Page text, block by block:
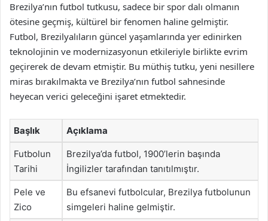
Brezilya’nın futbol tutkusu, sadece bir spor dalı olmanın
ötesine geçmiş, kültürel bir fenomen haline gelmiştir.
Futbol, Brezilyalıların güncel yaşamlarında yer edinirken
teknolojinin ve modernizasyonun etkileriyle birlikte evrim
geçirerek de devam etmiştir. Bu müthiş tutku, yeni nesillere
miras bırakılmakta ve Brezilya’nın futbol sahnesinde
heyecan verici geleceğini işaret etmektedir.
Başlık Açıklama
Futbolun
Tarihi
Brezilya’da futbol, 1900’lerin başında
İngilizler tarafından tanıtılmıştır.
Pele ve
Zico
Bu efsanevi futbolcular, Brezilya futbolunun
simgeleri haline gelmiştir.